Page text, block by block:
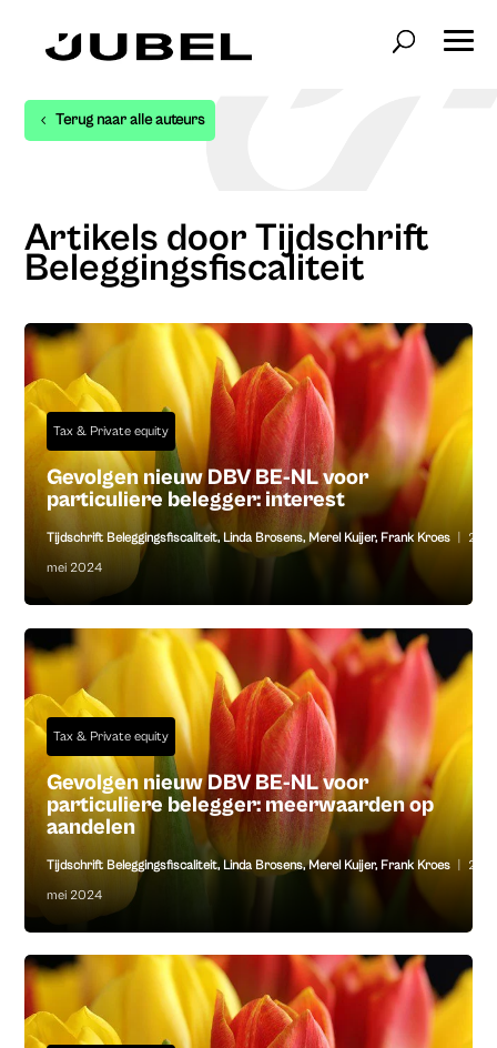
Terug naar alle auteurs
Artikels door Tijdschrift
Beleggingsfiscaliteit
Tax & Private equity
Gevolgen nieuw DBV BE-NL voor
particuliere belegger: interest
Tijdschrift Beleggingsfiscaliteit,Linda Brosens, Merel Kuijer, Frank Kroes 28
mei 2024
Tax & Private equity
Gevolgen nieuw DBV BE-NL voor
particuliere belegger: meerwaarden op
aandelen
Tijdschrift Beleggingsfiscaliteit, Linda Brosens,Merel Kuijer, Frank Kroes 21
mei 2024